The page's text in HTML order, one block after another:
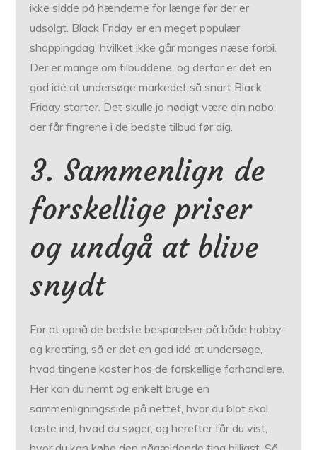
ikke sidde på hænderne for længe før der er
udsolgt. Black Friday er en meget populær
shoppingdag, hvilket ikke går manges næse forbi.
Der er mange om tilbuddene, og derfor er det en
god idé at undersøge markedet så snart Black
Friday starter. Det skulle jo nødigt være din nabo,
der får fingrene i de bedste tilbud før dig.
3. Sammenlign de
forskellige priser
og undgå at blive
snydt
For at opnå de bedste besparelser på både hobby-
og kreating, så er det en god idé at undersøge,
hvad tingene koster hos de forskellige forhandlere.
Her kan du nemt og enkelt bruge en
sammenligningsside på nettet, hvor du blot skal
taste ind, hvad du søger, og herefter får du vist,